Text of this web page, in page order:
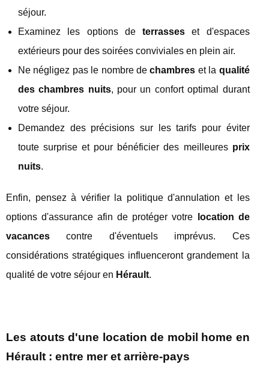
séjour.
Examinez les options deterrasses et d'espaces
extérieurs pour des soirées conviviales en plein air.
Ne négligez pas le nombre dechambres et la qualité
des chambres nuits, pour un confort optimal durant
votre séjour.
Demandez des précisions sur les tarifs pour éviter
toute surprise et pour bénéficier des meilleures prix
nuits.
Enfin, pensez à vérifier la politique d'annulation et les
options d'assurance afin de protéger votre
location de
vacances contre d'éventuels imprévus. Ces
considérations stratégiques influenceront grandement la
qualité de votre séjour en Hérault.
Les atouts d'une location de mobil home en
Hérault : entre mer et arrière-pays